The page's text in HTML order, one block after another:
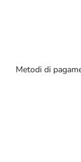
Metodi di